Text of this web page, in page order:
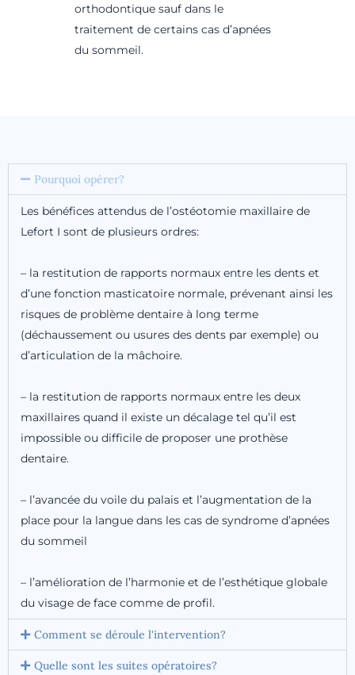
orthodontique sauf dans le
traitement de certains cas d’apnées
du sommeil.
Pourquoi opérer?
Les bénéfices attendus de l’ostéotomie maxillaire de
Lefort I sont de plusieurs ordres:
– la restitution de rapports normaux entre les dents et
d’une fonction masticatoire normale, prévenant ainsi les
risques de problème dentaire à long terme
(déchaussement ou usures des dents par exemple) ou
d’articulation de la mâchoire.
– la restitution de rapports normaux entre les deux
maxillaires quand il existe un décalage tel qu’il est
impossible ou difficile de proposer une prothèse
dentaire.
– l’avancée du voile du palais et l’augmentation de la
place pour la langue dans les cas de syndrome d’apnées
du sommeil
– l’amélioration de l’harmonie et de l’esthétique globale
du visage de face comme de profil.
Comment se déroule l'intervention?
Quelle sont les suites opératoires?